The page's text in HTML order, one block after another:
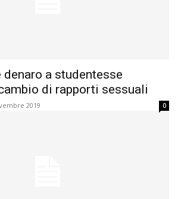
a studentesse
di rapporti sessuali
2019 0